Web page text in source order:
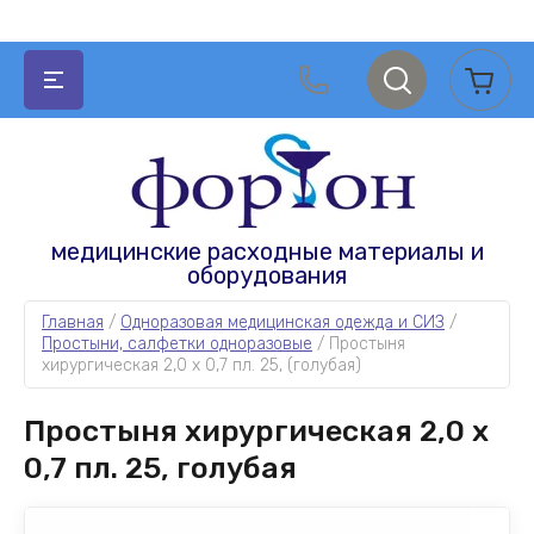
И ГИНЕКОЛОГИЯ
гинекологические
наборы
РАСХОДНЫЕ МАТЕРИАЛЫ
материалы для УЗИ и ЭКГ
материалы для стерилизации
МЕДИЦИНСКАЯ ОДЕЖДА И
медицинская одежда
салфетки одноразовые
медицинские расходные материалы и
оборудования
Главная / Одноразовая медицинская одежда и СИЗ
Простыни, салфетки одноразовые / Простыня
хирургическая 2,0 х 0,7 пл. 25, (голубая)
Простыня хирургическая 2,0 х
0,7 пл. 25, голубая